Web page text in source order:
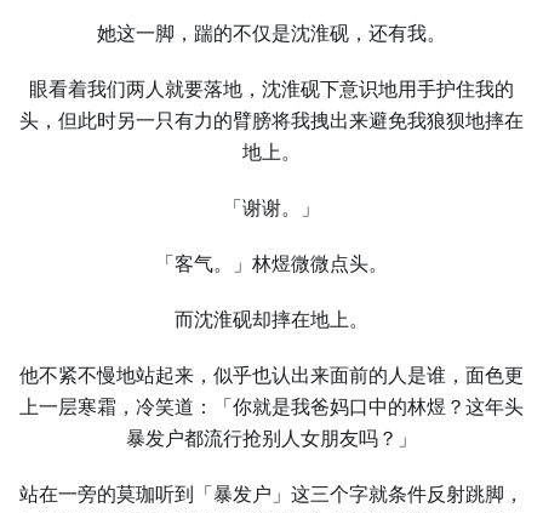
她这一脚，踹的不仅是沈淮砚，还有我。
眼看着我们两人就要落地，沈淮砚下意识地用手护住我的
头，但此时另一只有力的臂膀将我拽出来避免我狼狈地摔在
地上。
「谢谢。」
「客气。」林煜微微点头。
而沈淮砚却摔在地上。
他不紧不慢地站起来，似乎也认出来面前的人是谁，面色更
上一层寒霜，冷笑道：「你就是我爸妈口中的林煜？这年头
暴发户都流行抢别人女朋友吗？」
站在一旁的莫珈听到「暴发户」这三个字就条件反射跳脚，